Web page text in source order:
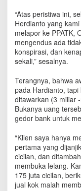
,
K
u
a
s
u
k
m
N
i
a
i
K
l
i
e
“Atas peristiwa ini,
Herdianto yang
melapor ke PPATK,
mengendus ada
konspirasi, dan
sekali,” sesalnya.
Terangnya, bahwa
pada Hardianto,
ditawarkan (3 miliar
Bukanya uang
gedor bank untuk
“Klien saya hanya
pertama yang
cicilan, dan
membuka lelang.
175 juta cicilan,
jual kok malah